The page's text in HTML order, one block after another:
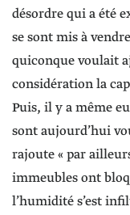
désordre qui a été
se sont mis à
quiconque voulait
considération la
Puis, il y a même
sont aujourd’hui
rajoute « par
immeubles ont
l’humidité s’est